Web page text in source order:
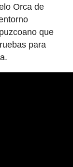
Orca de
que
para